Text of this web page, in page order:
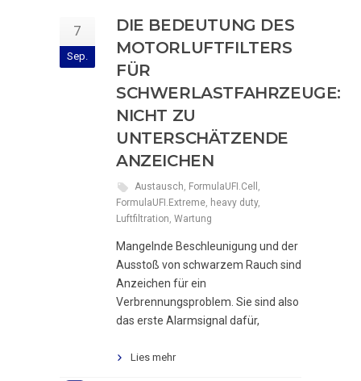
7
Sep.
DIE BEDEUTUNG DES
MOTORLUFTFILTERS
FÜR
SCHWERLASTFAHRZEUGE:
NICHT ZU
UNTERSCHÄTZENDE
ANZEICHEN
Austausch, FormulaUFI.Cell ,
FormulaUFI.Extreme, heavy duty,
Luftfiltration, Wartung
Mangelnde Beschleunigung und der
Ausstoß von schwarzem Rauch sind
Anzeichen für ein
Verbrennungsproblem. Sie sind also
das erste Alarmsignal dafür,
Lies mehr